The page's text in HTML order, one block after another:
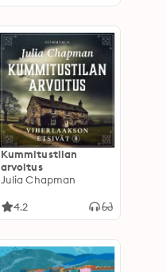
Kummitustilan
arvoitus
Julia Chapman
4.2